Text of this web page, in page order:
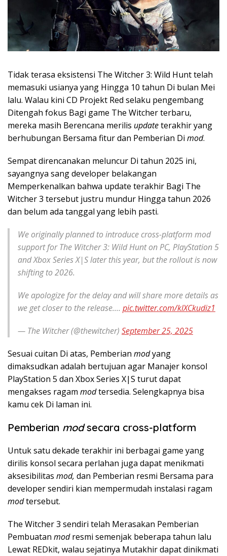
Tidak terasa eksistensi The Witcher 3: Wild Hunt telah
memasuki usianya yang Hingga 10 tahun Di bulan Mei
lalu. Walau kini CD Projekt Red selaku pengembang
Ditengah fokus Bagi game The Witcher terbaru,
mereka masih Berencana merilis updateterakhir yang
berhubungan Bersama fitur dan Pemberian Di mod.
Sempat direncanakan meluncur Di tahun 2025 ini,
sayangnya sang developer belakangan
Memperkenalkan bahwa update terakhir Bagi The
Witcher 3 tersebut justru mundur Hingga tahun 2026
dan belum ada tanggal yang lebih pasti.
We originally planned to introduce cross-platform mod
support for The Witcher 3: Wild Hunt on PC, PlayStation 5
and Xbox Series X|S later this year, but the rollout is now
shifting to 2026.
We apologize for the delay and will share more details as
we get closer to the release.… pic.twitter.com/klXCkudiz1
— The Witcher (@thewitcher) September 25, 2025
Sesuai cuitan Di atas, Pemberian modyang
dimaksudkan adalah bertujuan agar Manajer konsol
PlayStation 5 dan Xbox Series X|S turut dapat
mengakses ragam modtersedia. Selengkapnya bisa
kamu cek Di laman ini.
Pemberian modsecara cross-platform
Untuk satu dekade terakhir ini berbagai game yang
dirilis konsol secara perlahan juga dapat menikmati
aksesibilitas mod, dan Pemberian resmi Bersama para
developer sendiri kian mempermudah instalasi ragam
modtersebut.
The Witcher 3 sendiri telah Merasakan Pemberian
Pembuatan modresmi semenjak beberapa tahun lalu
Lewat REDkit, walau sejatinya Mutakhir dapat dinikmati